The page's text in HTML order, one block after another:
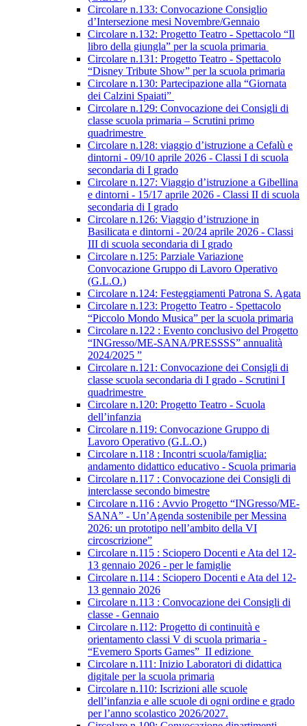
Circolare n.133: Convocazione Consiglio
d’Intersezione mesi Novembre/Gennaio
Circolare n.132: Progetto Teatro - Spettacolo “Il
libro della giungla” per la scuola primaria
Circolare n.131: Progetto Teatro - Spettacolo
“Disney Tribute Show” per la scuola primaria
Circolare n.130: Partecipazione alla “Giornata
dei Calzini Spaiati”
Circolare n.129: Convocazione dei Consigli di
classe scuola primaria – Scrutini primo
quadrimestre
Circolare n.128: viaggio d’istruzione a Cefalù e
dintorni - 09/10 aprile 2026 - Classi I di scuola
secondaria di I grado
Circolare n.127: Viaggio d’istruzione a Gibellina
e dintorni - 15/17 aprile 2026 - Classi II di scuola
secondaria di I grado
Circolare n.126: Viaggio d’istruzione in
Basilicata e dintorni - 20/24 aprile 2026 - Classi
III di scuola secondaria di I grado
Circolare n.125: Parziale Variazione
Convocazione Gruppo di Lavoro Operativo
(G.L.O.)
Circolare n.124: Festeggiamenti Patrona S. Agata
Circolare n.123: Progetto Teatro - Spettacolo
“Piccolo Mondo Musica” per la scuola primaria
Circolare n.122 : Evento conclusivo del Progetto
“INGresso/ME-SANA/PRESSSS” annualità
2024/2025 ”
Circolare n.121: Convocazione dei Consigli di
classe scuola secondaria di I grado - Scrutini I
quadrimestre
Circolare n.120: Progetto Teatro - Scuola
dell’infanzia
Circolare n.119: Convocazione Gruppo di
Lavoro Operativo (G.L.O.)
Circolare n.118 : Incontri scuola/famiglia:
andamento didattico educativo - Scuola primaria
Circolare n.117 : Convocazione dei Consigli di
interclasse secondo bimestre
Circolare n.116 : Avvio Progetto “INGresso/ME-
SANA” - Un’Agenda sostenibile per Messina
2026: un prototipo nell’ambito della VI
circoscrizione”
Circolare n.115 : Sciopero Docenti e Ata del 12-
13 gennaio 2026 - per le famiglie
Circolare n.114 : Sciopero Docenti e Ata del 12-
13 gennaio 2026
Circolare n.113 : Convocazione dei Consigli di
classe - Gennaio
Circolare n.112: Progetto di continuità e
orientamento classi V di scuola primaria -
“Evemero Sports Games” II edizione
Circolare n.111: Inizio Laboratori di didattica
digitale per la scuola primaria
Circolare n.110: Iscrizioni alle scuole
dell’infanzia e alle scuole di ogni ordine e grado
per l’anno scolastico 2026/2027.